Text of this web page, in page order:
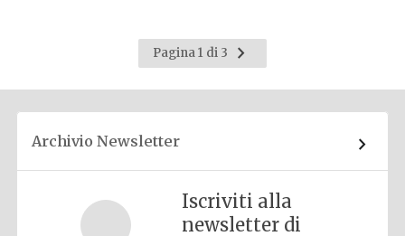
Pagina 1 di 3
Pagina
successiva
Archivio Newsletter
Iscriviti alla
newsletter di